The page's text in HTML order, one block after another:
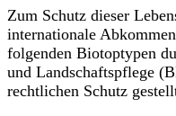
Zum Schutz dieser
internationale
folgenden Biotoptypen
und Landschaftspflege
rechtlichen Schutz